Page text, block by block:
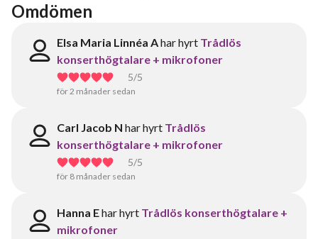
Omdömen
Elsa Maria Linnéa Ahar hyrt Trådlös
konserthögtalare + mikrofoner
5/5
för 2 månader sedan
Carl Jacob N har hyrt Trådlös
konserthögtalare + mikrofoner
5/5
för 8 månader sedan
Hanna Ehar hyrt Trådlös konserthögtalare +
mikrofoner